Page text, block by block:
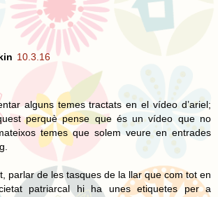
10.3.16
alguns temes tractats en el vídeo d’ariel;
perquè pense que és un vídeo que no
temes que solem veure en entrades
parlar de les tasques de la llar que com tot en
patriarcal hi ha unes etiquetes per a